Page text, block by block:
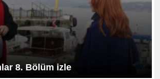
8. Bölüm izle